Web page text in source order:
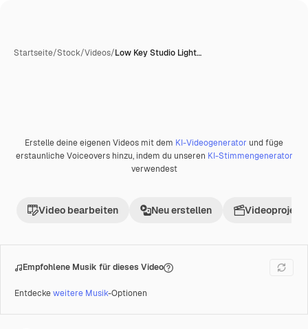
Startseite/Stock/Videos/Low Key Studio Light…
Erstelle deine eigenen Videos mit dem KI-Videogenerator und füge
erstaunliche Voiceovers hinzu, indem du unseren KI-Stimmengenerator
verwendest
Video bearbeiten Neu erstellen Videoprojekt
Empfohlene Musik für dieses Video
Entdeckeweitere Musik-Optionen